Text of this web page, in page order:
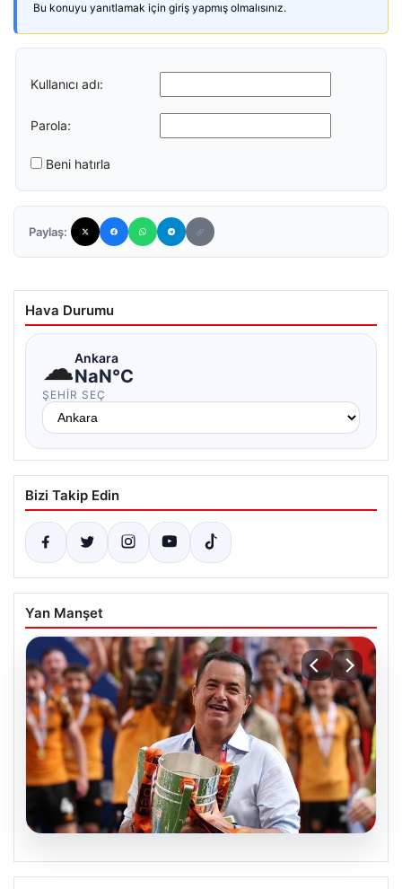
Bu konuyu yanıtlamak için giriş yapmış olmalısınız.
Kullanıcı adı:
Parola:
Beni hatırla
Paylaş:
Hava Durumu
☁Ankara
NaN°C
ŞEHIR SEÇ
Bizi Takip Edin
Yan Manşet
07.08.2026
Acun Ilıcalı’dan bir transfer daha! Jens